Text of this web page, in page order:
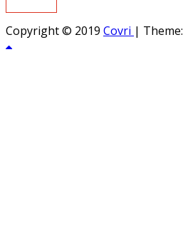
Copyright © 2019 Covri | Theme: